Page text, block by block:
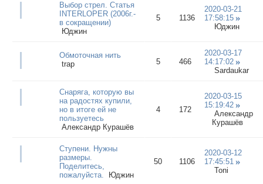
Выбор стрел. Статья
INTERLOPER (2006г.-
в сокращении)
Юджин
5 1136
2020-03-21
17:58:15
Юджин
Обмоточная нить
trap
5 466
2020-03-17
14:17:02
Sardaukar
Снаряга, которую вы
на радостях купили,
но в итоге ей не
пользуетесь
Александр Курашёв
4 172
2020-03-15
15:19:42
Александр
Курашёв
Ступени. Нужны
размеры.
Поделитесь,
пожалуйста.
Юджин
50 1106
2020-03-12
17:45:51
Toni